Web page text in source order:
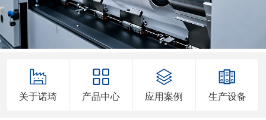
关于诺琦 产品中心 应用案例 生产设备